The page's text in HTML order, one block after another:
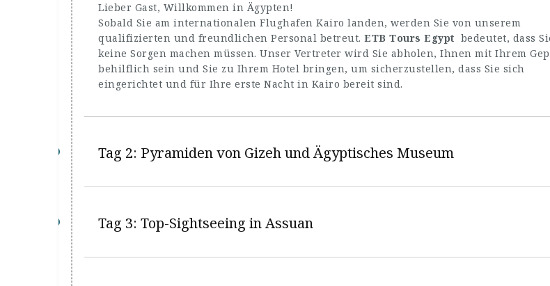
Lieber Gast, Willkommen in Ägypten!
Sobald Sie am internationalen Flughafen Kairo landen, werden Sie von unserem
qualifizierten und freundlichen Personal betreut. ETB Tours Egypt bedeutet, dass
keine Sorgen machen müssen. Unser Vertreter wird Sie abholen, Ihnen mit Ihrem
behilflich sein und Sie zu Ihrem Hotel bringen, um sicherzustellen, dass Sie sich
eingerichtet und für Ihre erste Nacht in Kairo bereit sind.
Tag 2: Pyramiden von Gizeh und Ägyptisches Museum
Tag 3: Top-Sightseeing in Assuan